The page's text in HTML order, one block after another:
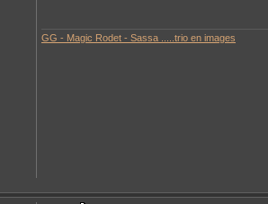
GG - Magic Rodet - Sassa .....trio en images